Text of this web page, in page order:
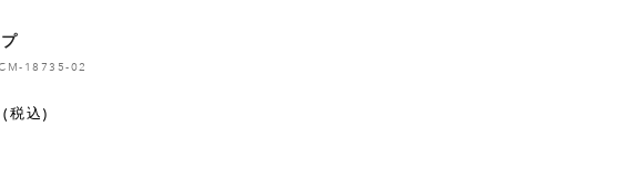
18735-02
(税込)